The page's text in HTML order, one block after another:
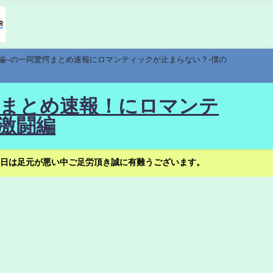
の一同驚愕まとめ速報にロマンティックが止まらない？-僕の
とめ速報！にロマンテ
闘編
足元が悪い中ご足労頂き誠に有難うございます。